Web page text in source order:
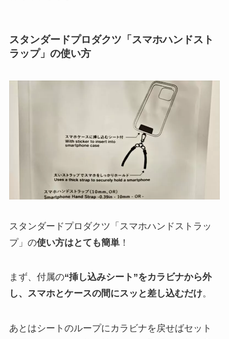
スタンダードプロダクツ「スマホハンドスト
ラップ」の使い方
スタンダードプロダクツ「スマホハンドストラッ
プ」の使い方はとても簡単！
まず、付属の“挿し込みシート”をカラビナから外
し、スマホとケースの間にスッと差し込むだけ。
あとはシートのループにカラビナを戻せばセット